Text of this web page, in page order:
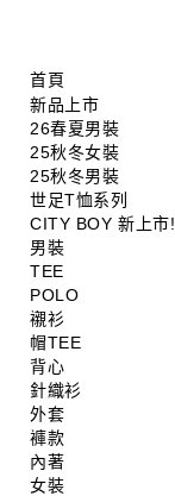
首頁
新品上市
26春夏男裝
25秋冬女裝
25秋冬男裝
世足T恤系列
CITY BOY 新上市!
男裝
TEE
POLO
襯衫
帽TEE
背心
針織衫
外套
褲款
內著
女裝